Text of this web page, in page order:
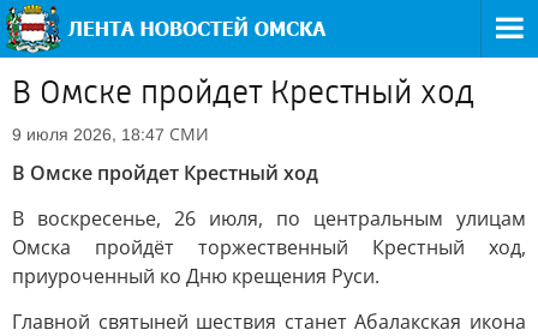
В Омске пройдет Крестный ход
9 июля 2026, 18:47 СМИ
В Омске пройдет Крестный ход
В воскресенье, 26 июля, по центральным улицам
Омска пройдёт торжественный Крестный ход,
приуроченный ко Дню крещения Руси.
Главной святыней шествия станет Абалакская икона